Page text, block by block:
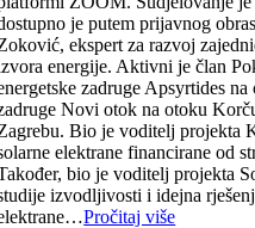
je putem prijavnog
ekspert za razvoj
energije. Aktivni je član
zadruge Apsyrtides
Novi otok na otoku
Bio je voditelj projekta
elektrane financirane od
bio je voditelj projekta
izvodljivosti i idejna
Pročitaj više